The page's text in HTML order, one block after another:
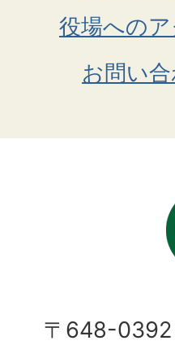
役場への
お問い
〒648-0392